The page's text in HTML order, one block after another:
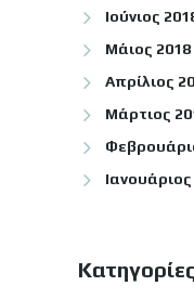
Ιούνιος
Μάιος 2018
Απρίλιος
Μάρτιος